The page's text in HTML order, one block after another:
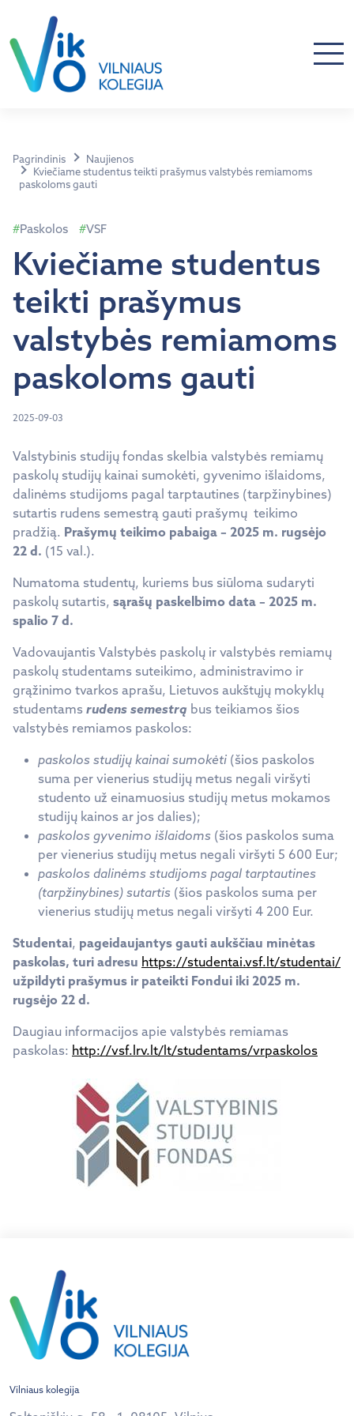
Pagrindinis
Naujienos
Kviečiame studentus teikti prašymus valstybės remiamoms
paskoloms gauti
Paskolos VSF
Kviečiame studentus
teikti prašymus
valstybės remiamoms
paskoloms gauti
2025-09-03
Valstybinis studijų fondas skelbia valstybės remiamų
paskolų studijų kainai sumokėti, gyvenimo išlaidoms,
dalinėms studijoms pagal tarptautines (tarpžinybines)
sutartis rudens semestrą gauti prašymų teikimo
pradžią. Prašymų teikimo pabaiga – 2025 m. rugsėjo
22 d. (15 val.).
Numatoma studentų, kuriems bus siūloma sudaryti
paskolų sutartis, sąrašų paskelbimo data – 2025 m.
spalio 7 d.
Vadovaujantis Valstybės paskolų ir valstybės remiamų
paskolų studentams suteikimo, administravimo ir
grąžinimo tvarkos aprašu, Lietuvos aukštųjų mokyklų
studentams rudens semestrą bus teikiamos šios
valstybės remiamos paskolos:
paskolos studijų kainai sumokėti (šios paskolos
suma per vienerius studijų metus negali viršyti
studento už einamuosius studijų metus mokamos
studijų kainos ar jos dalies);
paskolos gyvenimo išlaidoms (šios paskolos suma
per vienerius studijų metus negali viršyti 5 600 Eur;
paskolos dalinėms studijoms pagal tarptautines
(tarpžinybines) sutartis (šios paskolos suma per
vienerius studijų metus negali viršyti 4 200 Eur.
Studentai, pageidaujantys gauti aukščiau minėtas
paskolas, turi adresu https://studentai.vsf.lt/studentai/
užpildyti prašymus ir pateikti Fondui iki 2025 m.
rugsėjo 22 d.
Daugiau informacijos apie valstybės remiamas
paskolas: http://vsf.lrv.lt/lt/studentams/vrpaskolos
Vilniaus kolegija